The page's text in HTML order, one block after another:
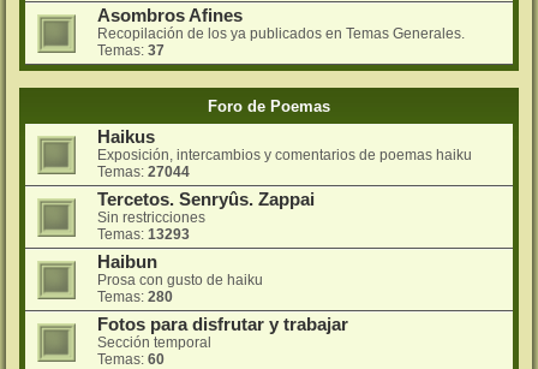
Asombros Afines
Recopilación de los ya publicados en Temas Generales.
Temas: 37
Foro de Poemas
Haikus
Exposición, intercambios y comentarios de poemas haiku
Temas: 27044
Tercetos. Senryûs. Zappai
Sin restricciones
Temas: 13293
Haibun
Prosa con gusto de haiku
Temas: 280
Fotos para disfrutar y trabajar
Sección temporal
Temas: 60